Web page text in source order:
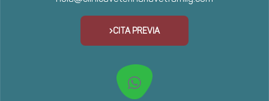
CITA PREVIA